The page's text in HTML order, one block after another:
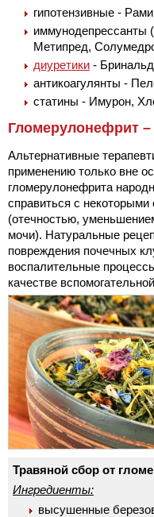
гипотензивные -
иммунодепрессанты
Метипред,
диуретики -
антикоагулянты -
статины - Имурон,
Гломерулонефрит
Альтернативные
применению только вне
гломерулонефрита
справиться с
(отечностью,
мочи). Натуральные
повреждения почечных
воспалительные
качестве
Травяной сбор от
Ингредиенты:
высушенные